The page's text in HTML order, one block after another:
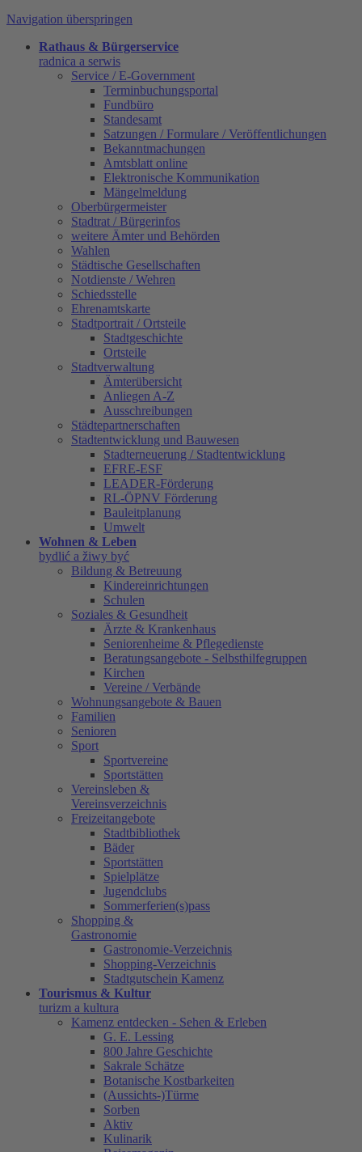
Navigation überspringen
Rathaus & Bürgerservice
radnica a serwis
Service / E-Government
Terminbuchungsportal
Fundbüro
Standesamt
Satzungen / Formulare / Veröffentlichungen
Bekanntmachungen
Amtsblatt online
Elektronische Kommunikation
Mängelmeldung
Oberbürgermeister
Stadtrat / Bürgerinfos
weitere Ämter und Behörden
Wahlen
Städtische Gesellschaften
Notdienste / Wehren
Schiedsstelle
Ehrenamtskarte
Stadtportrait / Ortsteile
Stadtgeschichte
Ortsteile
Stadtverwaltung
Ämterübersicht
Anliegen A-Z
Ausschreibungen
Städtepartnerschaften
Stadtentwicklung und Bauwesen
Stadterneuerung / Stadtentwicklung
EFRE-ESF
LEADER-Förderung
RL-ÖPNV Förderung
Bauleitplanung
Umwelt
Wohnen & Leben
bydlić a žiwy być
Bildung & Betreuung
Kindereinrichtungen
Schulen
Soziales & Gesundheit
Ärzte & Krankenhaus
Seniorenheime & Pflegedienste
Beratungsangebote - Selbsthilfegruppen
Kirchen
Vereine / Verbände
Wohnungsangebote & Bauen
Familien
Senioren
Sport
Sportvereine
Sportstätten
Vereinsleben &
Vereinsverzeichnis
Freizeitangebote
Stadtbibliothek
Bäder
Sportstätten
Spielplätze
Jugendclubs
Sommerferien(s)pass
Shopping &
Gastronomie
Gastronomie-Verzeichnis
Shopping-Verzeichnis
Stadtgutschein Kamenz
Tourismus & Kultur
turizm a kultura
Kamenz entdecken - Sehen & Erleben
G. E. Lessing
800 Jahre Geschichte
Sakrale Schätze
Botanische Kostbarkeiten
(Aussichts-)Türme
Sorben
Aktiv
Kulinarik